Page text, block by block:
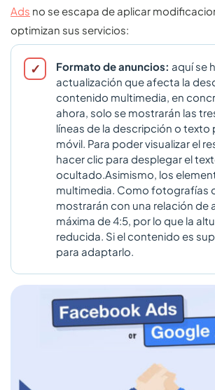
Ads no se escapa de aplicar
optimizan sus servicios:
Formato de anuncios: aquí se
actualización que afecta la
contenido multimedia, en
ahora, solo se mostrarán las
líneas de la descripción o texto
móvil. Para poder visualizar el
hacer clic para desplegar el
ocultado.Asimismo, los
multimedia. Como fotografías
mostrarán con una relación de
máxima de 4:5, por lo que la
reducida. Si el contenido es
para adaptarlo.